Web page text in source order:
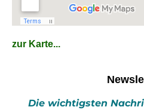
zur Karte...
Die wichtigsten